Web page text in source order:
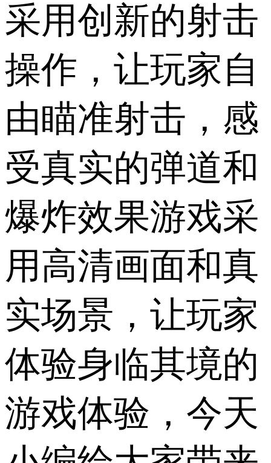
采用创新的射击
操作，让玩家自
由瞄准射击，感
受真实的弹道和
爆炸效果游戏采
用高清画面和真
实场景，让玩家
体验身临其境的
游戏体验，今天